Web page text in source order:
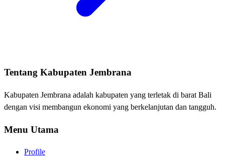
Tentang Kabupaten Jembrana
Kabupaten Jembrana adalah kabupaten yang terletak di barat Bali
dengan visi membangun ekonomi yang berkelanjutan dan tangguh.
Menu Utama
Profile